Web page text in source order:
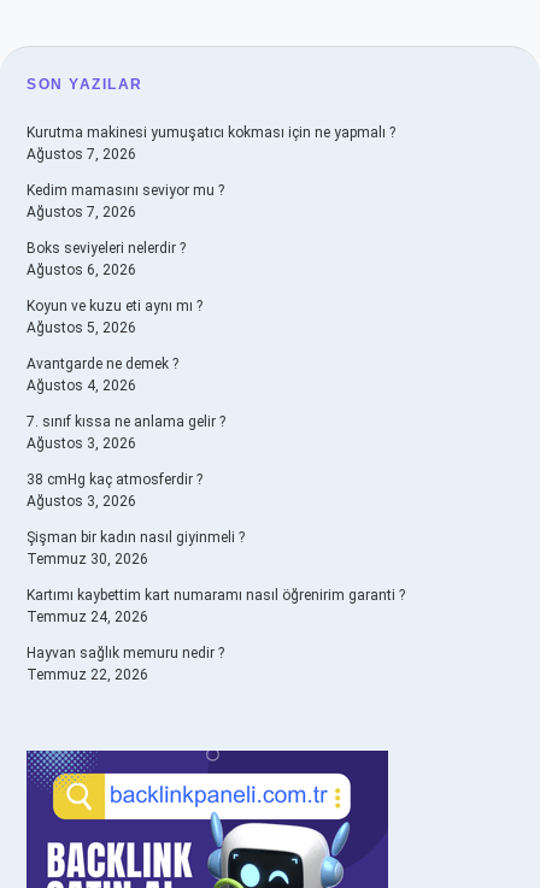
SIDEBAR
SON YAZILAR
Kurutma makinesi yumuşatıcı kokması için ne yapmalı ?
Ağustos 7, 2026
Kedim mamasını seviyor mu ?
Ağustos 7, 2026
Boks seviyeleri nelerdir ?
Ağustos 6, 2026
Koyun ve kuzu eti aynı mı ?
Ağustos 5, 2026
Avantgarde ne demek ?
Ağustos 4, 2026
7. sınıf kıssa ne anlama gelir ?
Ağustos 3, 2026
38 cmHg kaç atmosferdir ?
Ağustos 3, 2026
Şişman bir kadın nasıl giyinmeli ?
Temmuz 30, 2026
Kartımı kaybettim kart numaramı nasıl öğrenirim garanti ?
Temmuz 24, 2026
Hayvan sağlık memuru nedir ?
Temmuz 22, 2026